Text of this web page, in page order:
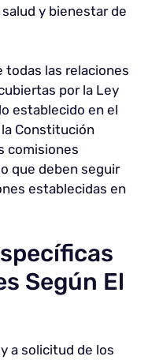
y bienestar de
todas las relaciones
por la Ley
establecido en el
Constitución
comisiones
que deben seguir
establecidas en
Según El
a solicitud de los